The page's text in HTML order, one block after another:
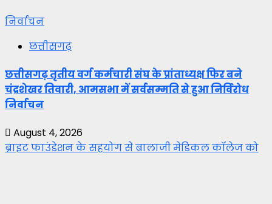
निर्वाचन
छत्तीसगढ़
छत्तीसगढ़ तृतीय वर्ग कर्मचारी संघ के प्रांताध्यक्ष फिर बने
चंद्रशेखर तिवारी, आमसभा में सर्वसम्मति से हुआ निर्विरोध
निर्वाचन
August 4, 2026
ब्राइट फाउंडेशन के सहयोग से बालाजी मेडिकल कॉलेज को